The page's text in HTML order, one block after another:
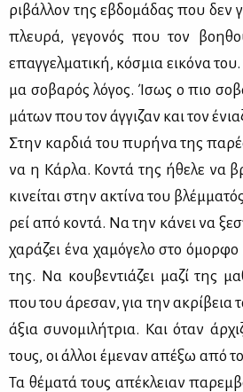
ρι­βάλ­λον της εβδο­μά­δας που δεν
πλευ­ρά, γε­γο­νός που τον
επαγ­γελ­μα­τι­κή, κό­σμια ει­κό­να
μα σο­βα­ρός λό­γος. Ίσως ο πιο
μά­των που τον άγ­γι­ζαν και τον
Στην καρ­διά του πυ­ρή­να της
να η Κάρ­λα. Κο­ντά της ήθε­λε να
κι­νεί­ται στην ακτί­να του
ρεί από κο­ντά. Να την κά­νει να
χα­ρά­ζει ένα χα­μό­γε­λο στο
της. Να κου­βε­ντιά­ζει μα­ζί της
που του άρε­σαν, για την ακρί­βεια
άξια συ­νο­μι­λή­τρια. Και όταν
τους, οι άλ­λοι έμε­ναν απέ­ξω από
Τα θέ­μα­τά τους απέ­κλειαν